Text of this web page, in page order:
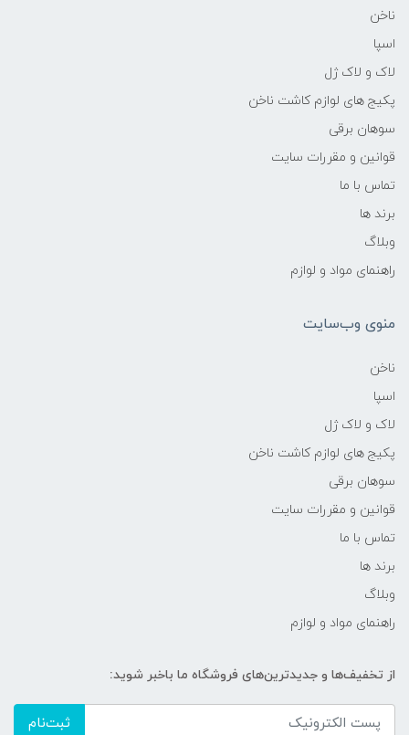
ناخن
اسپا
لاک و لاک ژل
پکیج های لوازم کاشت ناخن
سوهان برقی
قوانین و مقررات سایت
تماس با ما
برند ها
وبلاگ
راهنمای مواد و لوازم
منوی وب‌سایت
ناخن
اسپا
لاک و لاک ژل
پکیج های لوازم کاشت ناخن
سوهان برقی
قوانین و مقررات سایت
تماس با ما
برند ها
وبلاگ
راهنمای مواد و لوازم
از تخفیف‌ها و جدیدترین‌های فروشگاه ما باخبر شوید:
ثبت‌نام